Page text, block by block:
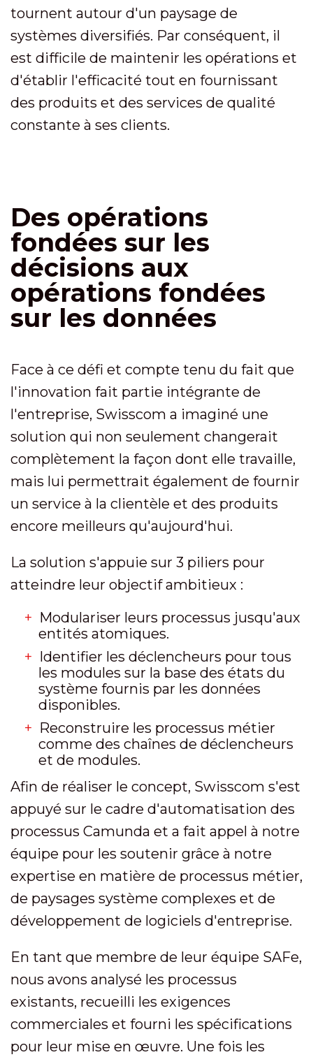
tournent autour d'un paysage de
systèmes diversifiés. Par conséquent, il
est difficile de maintenir les opérations et
d'établir l'efficacité tout en fournissant
des produits et des services de qualité
constante à ses clients.
Des opérations
fondées sur les
décisions aux
opérations fondées
sur les données
Face à ce défi et compte tenu du fait que
l'innovation fait partie intégrante de
l'entreprise, Swisscom a imaginé une
solution qui non seulement changerait
complètement la façon dont elle travaille,
mais lui permettrait également de fournir
un service à la clientèle et des produits
encore meilleurs qu'aujourd'hui.
La solution s'appuie sur 3 piliers pour
atteindre leur objectif ambitieux :
Modulariser leurs processus jusqu'aux
entités atomiques.
Identifier les déclencheurs pour tous
les modules sur la base des états du
système fournis par les données
disponibles.
Reconstruire les processus métier
comme des chaînes de déclencheurs
et de modules.
Afin de réaliser le concept, Swisscom s'est
appuyé sur le cadre d'automatisation des
processus Camunda et a fait appel à notre
équipe pour les soutenir grâce à notre
expertise en matière de processus métier,
de paysages système complexes et de
développement de logiciels d'entreprise.
En tant que membre de leur équipe SAFe,
nous avons analysé les processus
existants, recueilli les exigences
commerciales et fourni les spécifications
pour leur mise en œuvre. Une fois les